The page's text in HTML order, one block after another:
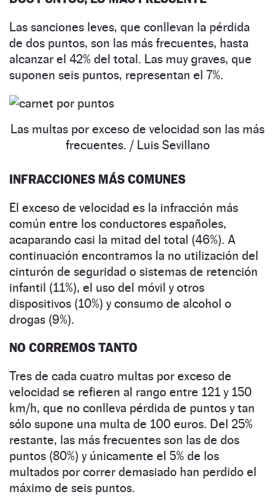
Las sanciones leves, que conllevan la pérdida
de dos puntos, son las más frecuentes, hasta
alcanzar el 42% del total. Las muy graves, que
suponen seis puntos, representan el 7%.
Las multas por exceso de velocidad son las más
frecuentes. / Luis Sevillano
INFRACCIONES MÁS COMUNES
El exceso de velocidad es la infracción más
común entre los conductores españoles,
acaparando casi la mitad del total (46%). A
continuación encontramos la no utilización del
cinturón de seguridad o sistemas de retención
infantil (11%), el uso del móvil y otros
dispositivos (10%) y consumo de alcohol o
drogas (9%).
NO CORREMOS TANTO
Tres de cada cuatro multas por exceso de
velocidad se refieren al rango entre 121 y 150
km/h, que no conlleva pérdida de puntos y tan
sólo supone una multa de 100 euros. Del 25%
restante, las más frecuentes son las de dos
puntos (80%) y únicamente el 5% de los
multados por correr demasiado han perdido el
máximo de seis puntos.